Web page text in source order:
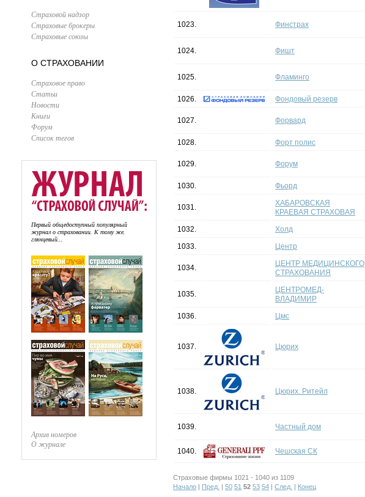
Страховой надзор
Страховые брокеры
Страховые союзы
О СТРАХОВАНИИ
Страховое право
Статьи
Новости
Книги
Форум
Список тегов
Первый общедоступный популярный
журнал о страховании. К тому же,
глянцевый...
Архив номеров
О журнале
1023. Финстрах
1024. Фишт
1025. Фламинго
1026. Фондовый резерв
1027. Форвард
1028. Форт полис
1029. Форум
1030. Фьорд
1031.
ХАБАРОВСКАЯ
КРАЕВАЯ СТРАХОВАЯ
1032. Холд
1033.
Центр
1034.
ЦЕНТР МЕДИЦИНСКОГО
СТРАХОВАНИЯ
1035.
ЦЕНТРОМЕД-
ВЛАДИМИР
1036. Цмс
1037. Цюрих
1038. Цюрих. Ритейл
1039. Частный дом
1040. Чешская СК
Страховые фирмы 1021 - 1040 из 1109
Начало | Пред. | 50 51 52 53 54 | След. | Конец